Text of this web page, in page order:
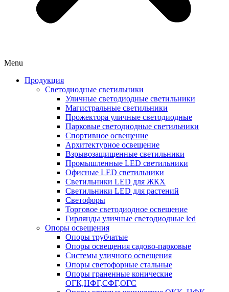
Menu
Продукция
Светодиодные светильники
Уличные светодиодные светильники
Магистральные светильники
Прожектора уличные светодиодные
Парковые светодиодные светильники
Спортивное освещение
Архитектурное освещение
Взрывозащищенные светильники
Промышленные LED светильники
Офисные LED светильники
Cветильники LED для ЖКХ
Светильники LED для растений
Светофоры
Торговое светодиодное освещение
Гирлянды уличные светодиодные led
Опоры освещения
Опоры трубчатые
Опоры освещения садово-парковые
Системы уличного освещения
Опоры светофорные стальные
Опоры граненные конические
ОГК,НФГ,СФГ,ОГС